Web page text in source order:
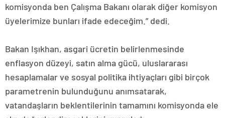
komisyonda ben Çalışma Bakanı olarak diğer komisyon
üyelerimize bunları ifade edeceğim.” dedi.
Bakan Işıkhan, asgari ücretin belirlenmesinde
enflasyon düzeyi, satın alma gücü, uluslararası
hesaplamalar ve sosyal politika ihtiyaçları gibi birçok
parametrenin bulunduğunu anımsatarak,
vatandaşların beklentilerinin tamamını komisyonda ele